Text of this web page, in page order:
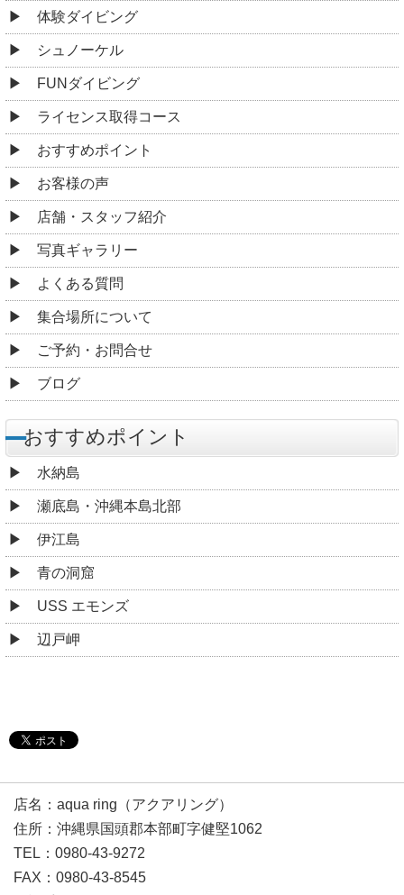
体験ダイビング
シュノーケル
FUNダイビング
ライセンス取得コース
おすすめポイント
お客様の声
店舗・スタッフ紹介
写真ギャラリー
よくある質問
集合場所について
ご予約・お問合せ
ブログ
おすすめポイント
水納島
瀬底島・沖縄本島北部
伊江島
青の洞窟
USS エモンズ
辺戸岬
店名：aqua ring（アクアリング）
住所：沖縄県国頭郡本部町字健堅1062
TEL：0980-43-9272
FAX：0980-43-8545